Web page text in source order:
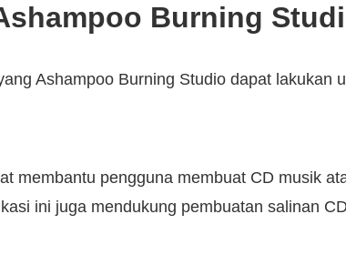
Burning
Ashampoo Burning Studio dapat lakukan
membantu pengguna membuat CD musik
ini juga mendukung pembuatan salinan